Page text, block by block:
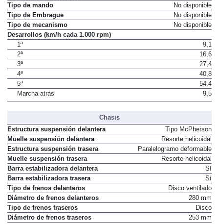
Tipo de mando
No disponible
Tipo de Embrague
No disponible
Tipo de mecanismo
No disponible
Desarrollos (km/h cada 1.000 rpm)
1ª
9,1
2ª
16,6
3ª
27,4
4ª
40,8
5ª
54,4
Marcha atrás
9,5
Chasis
Estructura suspensión delantera
Tipo McPherson
Muelle suspensión delantera
Resorte helicoidal
Estructura suspensión trasera
Paralelogramo deformable
Muelle suspensión trasera
Resorte helicoidal
Barra estabilizadora delantera
Sí
Barra estabilizadora trasera
Sí
Tipo de frenos delanteros
Disco ventilado
Diámetro de frenos delanteros
280 mm
Tipo de frenos traseros
Disco
Diámetro de frenos traseros
253 mm